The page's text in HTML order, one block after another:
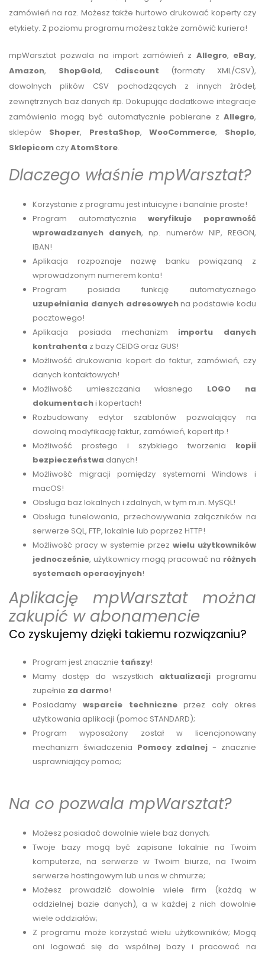
zamówień na raz. Możesz także hurtowo drukować koperty czy
etykiety. Z poziomu programu możesz także zamówić kuriera!
mpWarsztat pozwala na import zamówień z Allegro, eBay,
Amazon, ShopGold, Cdiscount (formaty XML/CSV),
dowolnych plików CSV pochodzących z innych źródeł,
zewnętrznych baz danych itp. Dokupując dodatkowe integracje
zamówienia mogą być automatycznie pobierane z Allegro,
sklepów Shoper, PrestaShop,WooCommerce, Shoplo,
Sklepicom czyAtomStore.
Dlaczego właśnie mpWarsztat?
Korzystanie z programu jest intuicyjne i banalnie proste!
Program automatycznieweryfikuje poprawność
wprowadzanych danych, np. numerów NIP, REGON,
IBAN!
Aplikacja rozpoznaje nazwę banku powiązaną z
wprowadzonym numerem konta!
Program posiada funkcję automatycznego
uzupełniania danych adresowychna podstawie kodu
pocztowego!
Aplikacja posiada mechanizm importu danych
kontrahenta z bazy CEIDG oraz GUS!
Możliwość drukowania kopert do faktur, zamówień, czy
danych kontaktowych!
Możliwość umieszczania własnego LOGO na
dokumentachi kopertach!
Rozbudowany edytor szablonów pozwalający na
dowolną modyfikację faktur, zamówień, kopert itp.!
Możliwość prostego i szybkiego tworzenia kopii
bezpieczeństwa danych!
Możliwość migracji pomiędzy systemami Windows i
macOS!
Obsługa baz lokalnych i zdalnych, w tym m.in. MySQL!
Obsługa tunelowania, przechowywania załączników na
serwerze SQL, FTP, lokalnie lub poprzez HTTP!
Możliwość pracy w systemie przez wielu użytkowników
jednocześnie, użytkownicy mogą pracować na różnych
systemach operacyjnych!
Aplikację mpWarsztat można
zakupić w abonamencie
Co zyskujemy dzięki takiemu rozwiązaniu?
Program jest znacznie tańszy!
Mamy dostęp do wszystkich aktualizacjiprogramu
zupełnie za darmo!
Posiadamy wsparcie techniczneprzez cały okres
użytkowania aplikacji (pomoc STANDARD);
Program wyposażony został w licencjonowany
mechanizm świadczenia Pomocy zdalnej - znacznie
usprawniający pomoc;
Na co pozwala mpWarsztat?
Możesz posiadać dowolnie wiele baz danych;
Twoje bazy mogą być zapisane lokalnie na Twoim
komputerze, na serwerze w Twoim biurze, na Twoim
serwerze hostingowym lub u nas w chmurze;
Możesz prowadzić dowolnie wiele firm (każdą w
oddzielnej bazie danych), a w każdej z nich dowolnie
wiele oddziałów;
Z programu może korzystać wielu użytkowników; Mogą
oni logować się do wspólnej bazy i pracować na